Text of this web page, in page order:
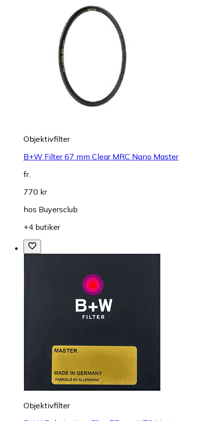
Objektivfilter
B+W Filter 67 mm Clear MRC Nano Master
fr.
770 kr
hos Buyersclub
+4 butiker
Objektivfilter